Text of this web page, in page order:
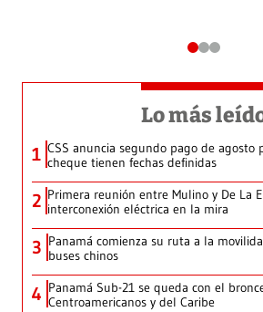
Lo más
1 CSS anuncia segundo pago de agosto
cheque tienen fechas definidas
2 Primera reunión entre Mulino y De La
interconexión eléctrica en la mira
3 Panamá comienza su ruta a la
buses chinos
4 Panamá Sub-21 se queda con el
Centroamericanos y del Caribe